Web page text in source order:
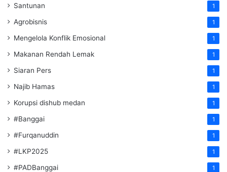
Santunan 1
Agrobisnis 1
Mengelola Konflik Emosional 1
Makanan Rendah Lemak 1
Siaran Pers 1
Najib Hamas 1
Korupsi dishub medan 1
#Banggai 1
#Furqanuddin 1
#LKP2025 1
#PADBanggai 1